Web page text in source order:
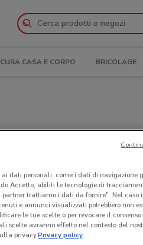
CURA CASA E CORPO BRICOLAGE
dati personali, come i dati di navigazione
Accetto, abiliti le tecnologie di
trattiamo i dati da fornire". Nel caso
e annunci visualizzati potrebbero non
le tue scelte o per revocare il
avranno effetto nel contesto del
privacy.Privacy policy